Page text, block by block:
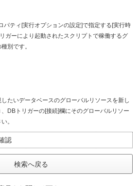
ティ[実行オプションの設定]で指定する[実行時
ガーにより起動されたスクリプトで稼働するグ
別です。
たいデータベースのグローバルリソースを新し
、DBトリガーの[接続]欄にそのグローバルリソー
。
認
検索へ戻る